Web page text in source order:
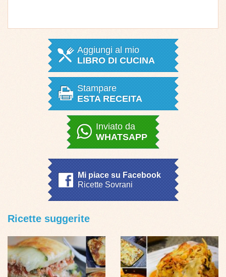
Aggiungi al mio
LIBRO DI CUCINA
Stampare
ESTA RECEITA
Inviato da
WHATSAPP
Mi piace su Facebook
Ricette Sovrani
Ricette suggerite